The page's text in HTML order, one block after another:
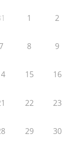
1 2
8 9
15 16
22 23
29 30